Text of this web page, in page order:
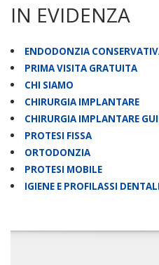
IN EVIDENZA
ENDODONZIA
PRIMA VISITA GRATUITA
CHI SIAMO
CHIRURGIA IMPLANTARE
CHIRURGIA IMPLANTARE
PROTESI FISSA
ORTODONZIA
PROTESI MOBILE
IGIENE E PROFILASSI